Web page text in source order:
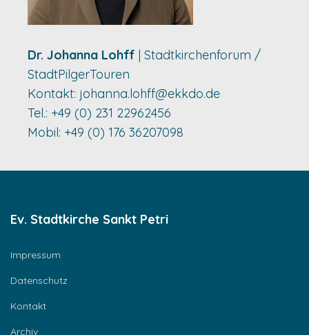
Dr. Johanna Lohff | Stadtkirchenforum /
StadtPilgerTouren
Kontakt: johanna.lohff@ekkdo.de
Tel.: +49 (0) 231 22962456
Mobil: +49 (0) 176 36207098
Ev. Stadtkirche Sankt Petri
Impressum
Datenschutz
Kontakt
Archiv